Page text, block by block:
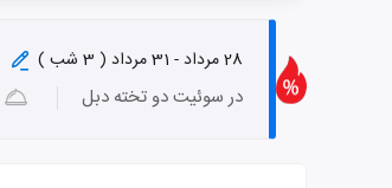
28 مرداد - 31 مرداد ( 3 شب )
در سوئیت دو تخته دبل